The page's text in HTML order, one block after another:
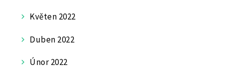
Květen 2022
Duben 2022
Únor 2022